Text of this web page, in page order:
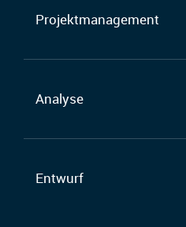
Projektmanagement
Analyse
Entwurf